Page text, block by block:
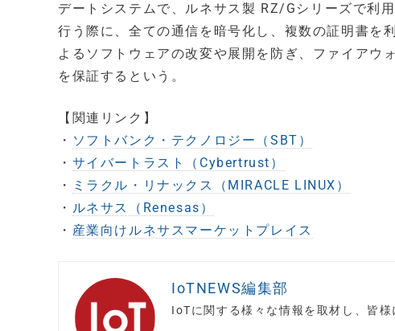
デートシステムで、ルネサス製 RZ/Gシリーズで利
行う際に、全ての通信を暗号化し、複数の証明書を
よるソフトウェアの改変や展開を防ぎ、ファイアウ
を保証するという。
【関連リンク】
・ ソフトバンク・テクノロジー（SBT）
・ サイバートラスト（Cybertrust）
・
ミラクル・リナックス（MIRACLE LINUX）
・ ルネサス（Renesas）
・ 産業向けルネサスマーケットプレイス
IoTNEWS編集部
IoTに関する様々な情報を取材し、皆様